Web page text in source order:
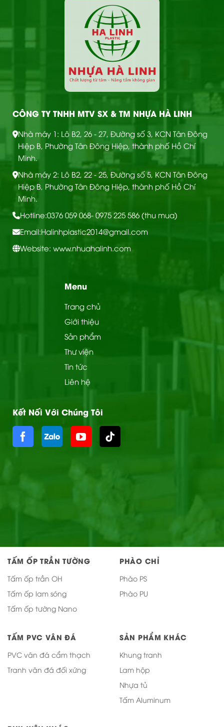
CÔNG TY TNHH MTV SX & TM NHỰA HÀ LINH
Nhà máy 1: Lô B2, 26 - 27, Đường số 3, KCN Tân Đông
Hiệp B, Phường Tân Đông Hiệp, thành phố Hồ Chí
Minh.
Nhà máy 2: Lô B2, 22 - 25, Đường số 5, KCN Tân Đông
Hiệp B, Phường Tân Đông Hiệp, thành phố Hồ Chí
Minh.
Hotline:0376 059 068- 0975 225 586 (thu mua)
Email:Halinhplastic2014@gmail.com
Website: www.nhuahalinh.com
Menu
Trang chủ
Giới thiệu
Sản phẩm
Thư viện
Tin tức
Liên hệ
Kết Nối Với Chúng Tôi
TẤM ỐP TRẦN TƯỜNG
Tấm ốp trần OH
Tấm ốp lam sóng
Tấm ốp tường Nano
PHÀO CHỈ
Phào PS
Phào PU
TẤM PVC VÂN ĐÁ
PVC vân đá cẩm thạch
Tranh vân đá đối xứng
SẢN PHẨM KHÁC
Khung tranh
Lam hộp
Nhựa tủ
Tấm Aluminum